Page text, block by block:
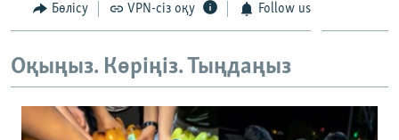
Бөлісу VPN-сіз оқу Follow us
Оқыңыз. Көріңіз. Тыңдаңыз